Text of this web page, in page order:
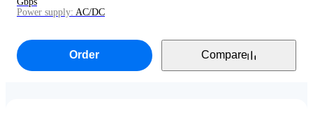
Power supply: AC/DC
Order Compare